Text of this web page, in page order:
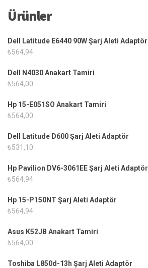
Ürünler
Dell Latitude E6440 90W Şarj Aleti Adaptör
₺564,94
Dell N4030 Anakart Tamiri
₺564,00
Hp 15-E051SO Anakart Tamiri
₺564,00
Dell Latitude D600 Şarj Aleti Adaptör
₺531,10
Hp Pavilion DV6-3061EE Şarj Aleti Adaptör
₺564,94
Hp 15-P150NT Şarj Aleti Adaptör
₺564,94
Asus K52JB Anakart Tamiri
₺564,00
Toshiba L850d-13h Şarj Aleti Adaptör